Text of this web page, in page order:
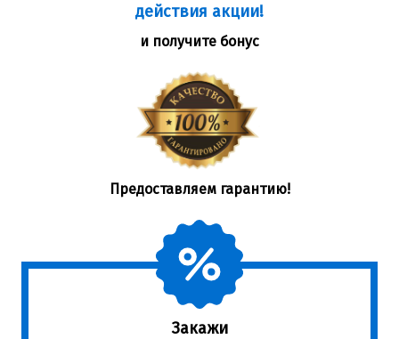
действия акции!
и получите бонус
Предоставляем гарантию!
Закажи